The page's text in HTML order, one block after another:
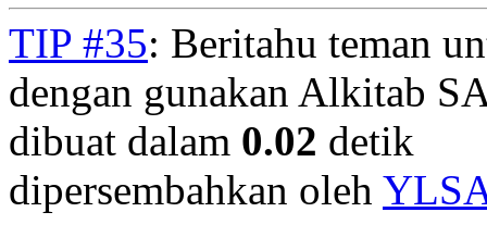
TIP #35: Beritahu teman
dengan gunakan Alkitab
dibuat dalam 0.02 detik
dipersembahkan oleh